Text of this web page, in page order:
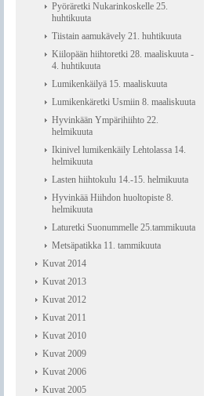
Pyöräretki Nukarinkoskelle 25.
huhtikuuta
Tiistain aamukävely 21. huhtikuuta
Kiilopään hiihtoretki 28. maaliskuuta -
4. huhtikuuta
Lumikenkäilyä 15. maaliskuuta
Lumikenkäretki Usmiin 8. maaliskuuta
Hyvinkään Ympärihiihto 22.
helmikuuta
Ikinivel lumikenkäily Lehtolassa 14.
helmikuuta
Lasten hiihtokulu 14.-15. helmikuuta
Hyvinkää Hiihdon huoltopiste 8.
helmikuuta
Laturetki Suonummelle 25.tammikuuta
Metsäpatikka 11. tammikuuta
Kuvat 2014
Kuvat 2013
Kuvat 2012
Kuvat 2011
Kuvat 2010
Kuvat 2009
Kuvat 2006
Kuvat 2005